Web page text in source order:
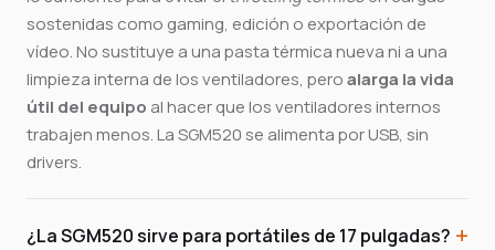
sostenidas como gaming, edición o exportación de
vídeo. No sustituye a una pasta térmica nueva ni a una
limpieza interna de los ventiladores, peroalarga la vida
útil del equipo al hacer que los ventiladores internos
trabajen menos. La SGM520 se alimenta por USB, sin
drivers.
¿La SGM520 sirve para portátiles de 17 pulgadas?